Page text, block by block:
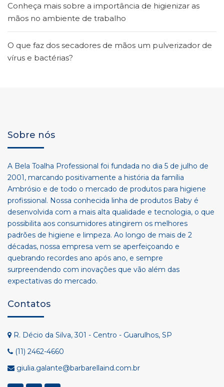
Conheça mais sobre a importância de higienizar as
mãos no ambiente de trabalho
O que faz dos secadores de mãos um pulverizador de
vírus e bactérias?
Sobre nós
A Bela Toalha Professional foi fundada no dia 5 de julho de
2001, marcando positivamente a história da família
Ambrósio e de todo o mercado de produtos para higiene
profissional. Nossa conhecida linha de produtos Baby é
desenvolvida com a mais alta qualidade e tecnologia, o que
possibilita aos consumidores atingirem os melhores
padrões de higiene e limpeza. Ao longo de mais de 2
décadas, nossa empresa vem se aperfeiçoando e
quebrando recordes ano após ano, e sempre
surpreendendo com inovações que vão além das
expectativas do mercado.
Contatos
R. Décio da Silva, 301 - Centro - Guarulhos, SP
(11) 2462-4660
giulia.galante@barbarellaind.com.br